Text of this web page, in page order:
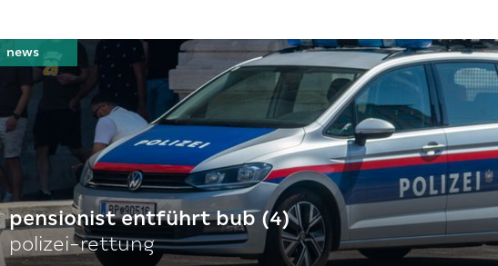
pensionist entführt bub (4)
polizei-rettung